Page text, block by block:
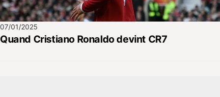
07/01/2025
Quand Cristiano Ronaldo devint CR7